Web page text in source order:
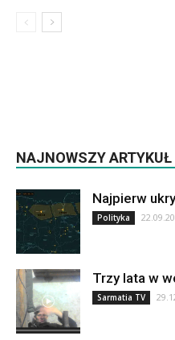
NAJNOWSZY ARTYKUŁ
Najpierw
Polityka
Trzy lata w
Sarmatia TV